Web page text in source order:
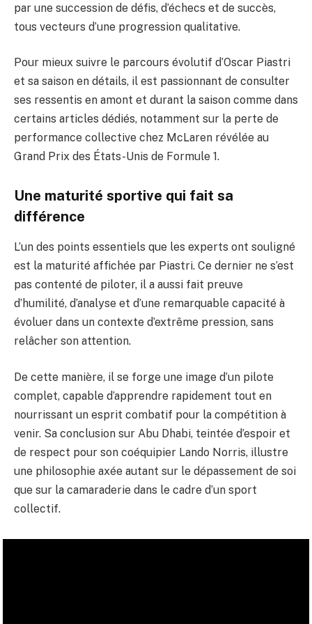
par une succession de défis, d’échecs et de succès,
tous vecteurs d’une progression qualitative.
Pour mieux suivre le parcours évolutif d’Oscar Piastri
et sa saison en détails, il est passionnant de consulter
ses ressentis en amont et durant la saison comme dans
certains articles dédiés, notamment sur la perte de
performance collective chez McLaren révélée au
Grand Prix des États-Unis de Formule 1.
Une maturité sportive qui fait sa
différence
L’un des points essentiels que les experts ont souligné
est la maturité affichée par Piastri. Ce dernier ne s’est
pas contenté de piloter, il a aussi fait preuve
d’humilité, d’analyse et d’une remarquable capacité à
évoluer dans un contexte d’extrême pression, sans
relâcher son attention.
De cette manière, il se forge une image d’un pilote
complet, capable d’apprendre rapidement tout en
nourrissant un esprit combatif pour la compétition à
venir. Sa conclusion sur Abu Dhabi, teintée d’espoir et
de respect pour son coéquipier Lando Norris, illustre
une philosophie axée autant sur le dépassement de soi
que sur la camaraderie dans le cadre d’un sport
collectif.